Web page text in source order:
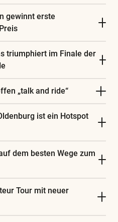
gewinnt erste
triumphiert im Finale der
„talk and ride“
ist ein Hotspot
dem besten Wege zum
Tour mit neuer